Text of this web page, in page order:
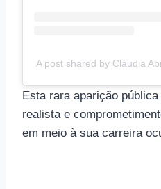
A post shared by Cláudia
Esta rara aparição
realista e
em meio à sua carreira